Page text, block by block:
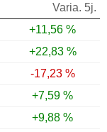
Varia. 5j.
+11,56 %
+22,83 %
-17,23 %
+7,59 %
+9,88 %